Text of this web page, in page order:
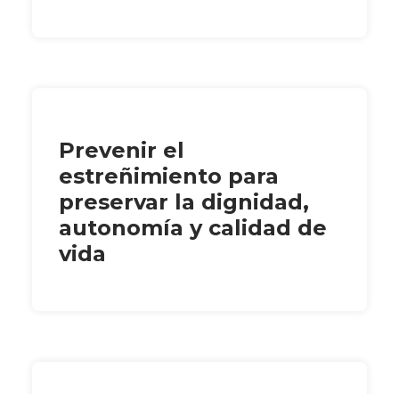
Prevenir el
estreñimiento para
preservar la dignidad,
autonomía y calidad de
vida